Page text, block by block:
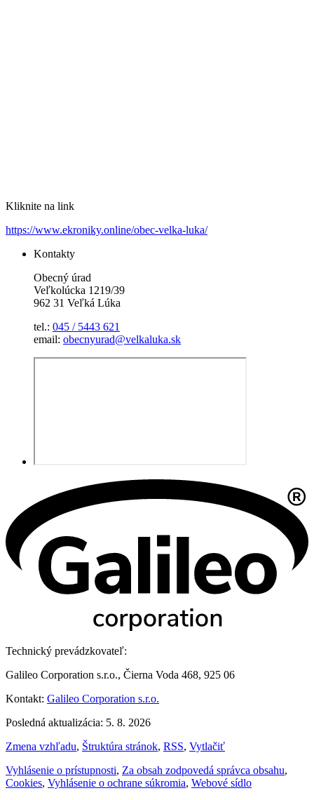
Kliknite na link
https://www.ekroniky.online/obec-velka-luka/
Kontakty
Obecný úrad
Veľkolúcka 1219/39
962 31 Veľká Lúka
tel.: 045 / 5443 621
email: obecnyurad@velkaluka.sk
Technický prevádzkovateľ:
Galileo Corporation s.r.o., Čierna Voda 468, 925 06
Kontakt: Galileo Corporation s.r.o.
Posledná aktualizácia: 5. 8. 2026
Zmena vzhľadu, Štruktúra stránok, RSS, Vytlačiť
Vyhlásenie o prístupnosti, Za obsah zodpovedá správca obsahu,
Cookies, Vyhlásenie o ochrane súkromia, Webové sídlo